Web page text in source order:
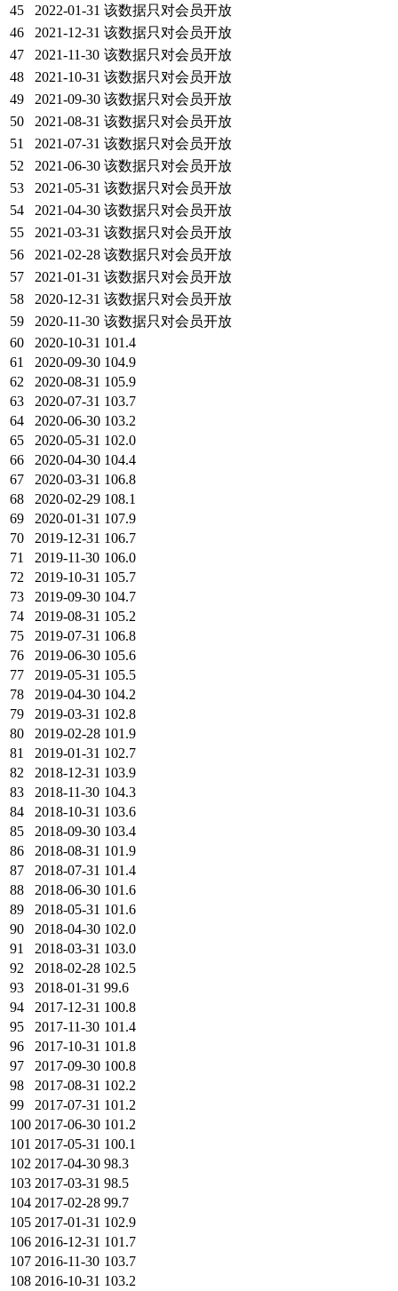
45
2022-01-31 该数据只对会员开放
46
2021-12-31 该数据只对会员开放
47
2021-11-30 该数据只对会员开放
48
2021-10-31 该数据只对会员开放
49
2021-09-30 该数据只对会员开放
50
2021-08-31 该数据只对会员开放
51
2021-07-31 该数据只对会员开放
52
2021-06-30 该数据只对会员开放
53
2021-05-31 该数据只对会员开放
54
2021-04-30 该数据只对会员开放
55
2021-03-31 该数据只对会员开放
56
2021-02-28 该数据只对会员开放
57
2021-01-31 该数据只对会员开放
58
2020-12-31 该数据只对会员开放
59
2020-11-30 该数据只对会员开放
60
2020-10-31 101.4
61
2020-09-30 104.9
62
2020-08-31 105.9
63
2020-07-31 103.7
64
2020-06-30 103.2
65
2020-05-31 102.0
66
2020-04-30 104.4
67
2020-03-31 106.8
68
2020-02-29 108.1
69
2020-01-31 107.9
70
2019-12-31 106.7
71
2019-11-30 106.0
72
2019-10-31 105.7
73
2019-09-30 104.7
74
2019-08-31 105.2
75
2019-07-31 106.8
76
2019-06-30 105.6
77
2019-05-31 105.5
78
2019-04-30 104.2
79
2019-03-31 102.8
80
2019-02-28 101.9
81
2019-01-31 102.7
82
2018-12-31 103.9
83
2018-11-30 104.3
84
2018-10-31 103.6
85
2018-09-30 103.4
86
2018-08-31 101.9
87
2018-07-31 101.4
88
2018-06-30 101.6
89
2018-05-31 101.6
90
2018-04-30 102.0
91
2018-03-31 103.0
92
2018-02-28 102.5
93
2018-01-31 99.6
94
2017-12-31 100.8
95
2017-11-30 101.4
96
2017-10-31 101.8
97
2017-09-30 100.8
98
2017-08-31 102.2
99
2017-07-31 101.2
100 2017-06-30 101.2
101 2017-05-31 100.1
102 2017-04-30 98.3
103 2017-03-31 98.5
104 2017-02-28 99.7
105 2017-01-31 102.9
106 2016-12-31 101.7
107 2016-11-30 103.7
108 2016-10-31 103.2